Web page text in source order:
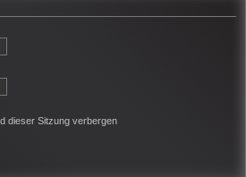
dieser Sitzung verbergen